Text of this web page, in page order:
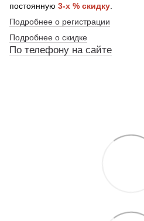
постоянную 3-х % скидку
Подробнее о регистрации
Подробнее о скидке
По телефону на сайте